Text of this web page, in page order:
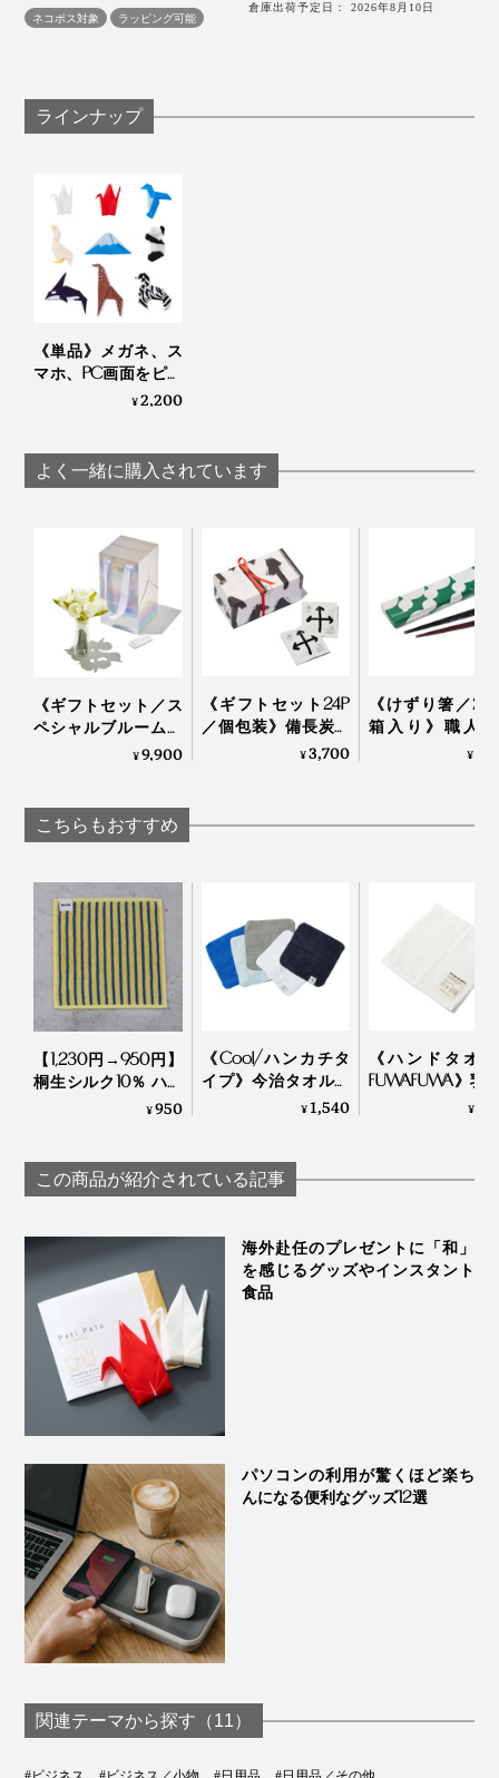
写真は「富士山」
ろん、プレゼントにも最適。
・海外へのお土産に（日本文化を紹介）
・病気のお見舞いに（元に戻りますように）
・敬老の日に（長生きしてね）
・ちょっとしたお礼やお返しに
大げさすぎず、ありきたりにならず、記憶に残る贈り物
ご祝儀袋を思わせる紙のパッケージもおしゃれ。何かい
折り方が複雑なほど、元通りに必要なポンポンの回数が
増えますが、コツは、折り目を上にして高く上げるこ
と。折り目を下にしてしまうとなかなか戻らず、せっか
くのマジックがすべってしまうのでご注意を！
さあ、あなたもポンポンポン！
ネコポス対象 ラッピング可能
倉庫出荷予定日： 2026年8月10日
ラインナップ
《単品》メガネ、ス
マホ、PC画面をピカ
ピカにする、形状記
¥2,200
よく一緒に購入されています
《ギフトセット／ス
ペシャルブルームチ
ューリップ／専用ベ
たたかなムードライ
トになる「スペシャ
ップブーケLED（ホ
ワイト）」｜VIA K
STUDIOヴィアケース
タジオ
¥9,900
《ギフトセット24P
／個包装》備長炭で
ていねいに炙った、
¥3,700
《けずり箸／2
箱入り》職人
り、天然漆の一
¥
こちらもおすすめ
【1,230円→950円】
桐生シルク10％ ハン
ドタオル｜WITH OR
¥950
《Cool/ハンカチタ
イプ》今治タオルと
冷感生地のハイブリ
¥1,540
《ハンドタオ
FUWAFUWA》乳
ワーで抗菌・防
¥
この商品が紹介されている記事
海外赴任のプレゼントに「和」
を感じるグッズやインスタント
食品
パソコンの利用が驚くほど楽ち
んになる便利なグッズ12選
関連テーマから探す（11）